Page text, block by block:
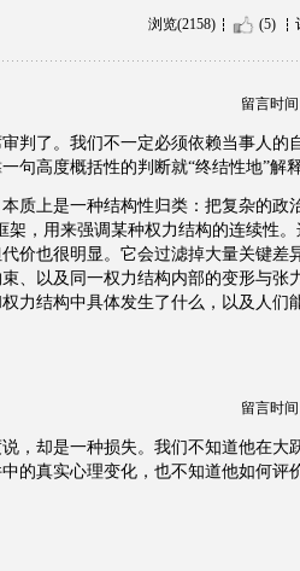
浏览(2158) (5)
留言时间
判了。我们不一定必须依赖当事人的
句高度概括性的判断就“终结性地”解
质上是一种结构性归类：把复杂的政
架，用来强调某种权力结构的连续性
价也很明显。它会过滤掉大量关键差
、以及同一权力结构内部的变形与张
力结构中具体发生了什么，以及人们
留言时间
，却是一种损失。我们不知道他在大
的真实心理变化，也不知道他如何评